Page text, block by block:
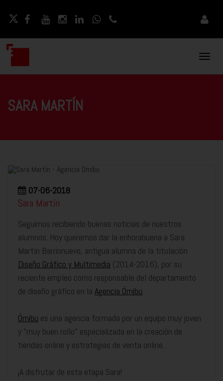
Movil
SARA MARTÍN
07-06-2018
Sara Martín
Seguimos recibiendo buenas noticias de nuestros
alumnos. Hoy queremos dar la enhorabuena a Sara
Martín Barrionuevo, antigua alumna de la titulación
Diseño Gráfico y Multimedia (2014-2016), por su
reciente empleo como responsable del departamento
de diseño gráfico en la Agencia Ómibu.
Ómibu es una agencia formada por un equipo muy joven
y "muy buen rollo" especializada en la creación de
tiendas online y estrategias de venta online.
¡A disfrutar de esta etapa Sara!